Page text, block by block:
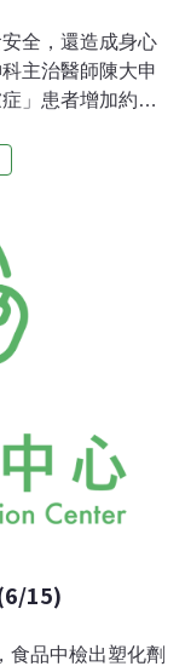
全，還造成身心
主治醫師陳大申
」患者增加約一
吃天然食品、現
含塑化劑，會不
能超過服用微量
焦慮的以婆婆媽
度閱讀或收看與
藥物、抗焦慮
症，輔以心理治
觀念，消除預期
持專心、不能集
15)
食品中檢出塑化劑